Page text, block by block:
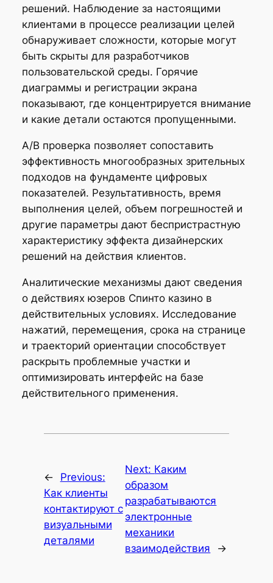
решений. Наблюдение за настоящими
клиентами в процессе реализации целей
обнаруживает сложности, которые могут
быть скрыты для разработчиков
пользовательской среды. Горячие
диаграммы и регистрации экрана
показывают, где концентрируется внимание
и какие детали остаются пропущенными.
A/B проверка позволяет сопоставить
эффективность многообразных зрительных
подходов на фундаменте цифровых
показателей. Результативность, время
выполнения целей, объем погрешностей и
другие параметры дают беспристрастную
характеристику эффекта дизайнерских
решений на действия клиентов.
Аналитические механизмы дают сведения
о действиях юзеров Спинто казино в
действительных условиях. Исследование
нажатий, перемещения, срока на странице
и траекторий ориентации способствует
раскрыть проблемные участки и
оптимизировать интерфейс на базе
действительного применения.
←
Previous:
Как клиенты
контактируют с
визуальными
деталями
Next: Каким
образом
разрабатываются
электронные
механики
взаимодействия
→